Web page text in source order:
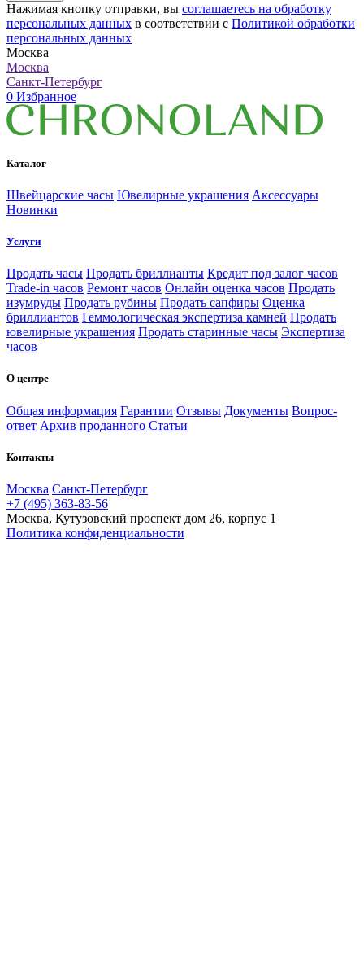
Нажимая кнопку отправки, вы соглашаетесь на обработку
персональных данных в соответствии с Политикой обработки
персональных данных
Москва
Москва
Санкт-Петербург
0 Избранное
Каталог
Швейцарские часы Ювелирные украшения Аксессуары
Новинки
Услуги
Продать часы Продать бриллианты Кредит под залог часов
Trade-in часов Ремонт часов Онлайн оценка часов Продать
изумруды Продать рубины Продать сапфиры Оценка
бриллиантов Геммологическая экспертиза камней Продать
ювелирные украшения Продать старинные часы Экспертиза
часов
О центре
Общая информация Гарантии Отзывы Документы Вопрос-
ответ Архив проданного Статьи
Контакты
Москва Санкт-Петербург
+7 (495) 363-83-56
Москва, Кутузовский проспект дом 26, корпус 1
Политика конфиденциальности